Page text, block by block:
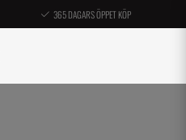
365 DAGARS ÖPPET KÖP